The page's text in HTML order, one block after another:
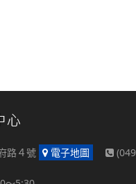
路４號 電子地圖